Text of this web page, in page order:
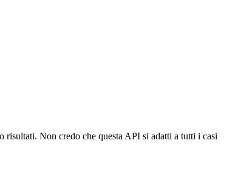
Non credo che questa API si adatti a tutti i casi